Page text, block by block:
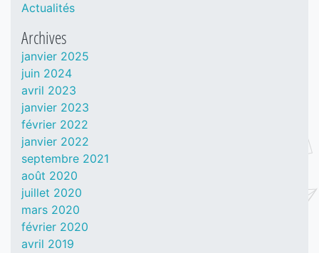
Actualités
Archives
janvier 2025
juin 2024
avril 2023
janvier 2023
février 2022
janvier 2022
septembre 2021
août 2020
juillet 2020
mars 2020
février 2020
avril 2019